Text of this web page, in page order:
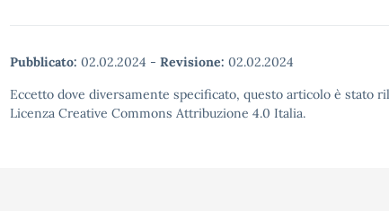
Pubblicato: 02.02.2024 - Revisione: 02.02.2024
Eccetto dove diversamente specificato, questo articolo è stato
Licenza Creative Commons Attribuzione 4.0 Italia.